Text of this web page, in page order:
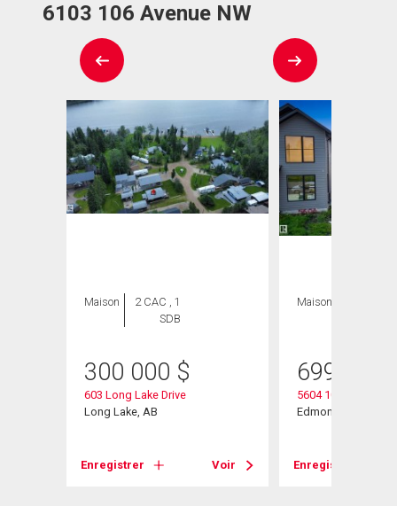
6103 106 Avenue NW
Maison
2 CAC , 1
SDB
300 000 $
603 Long Lake Drive
Long Lake, AB
Enregistrer Voir
Maison
699 900
5604 105 Avenue
Edmonton, AB
Enregistrer